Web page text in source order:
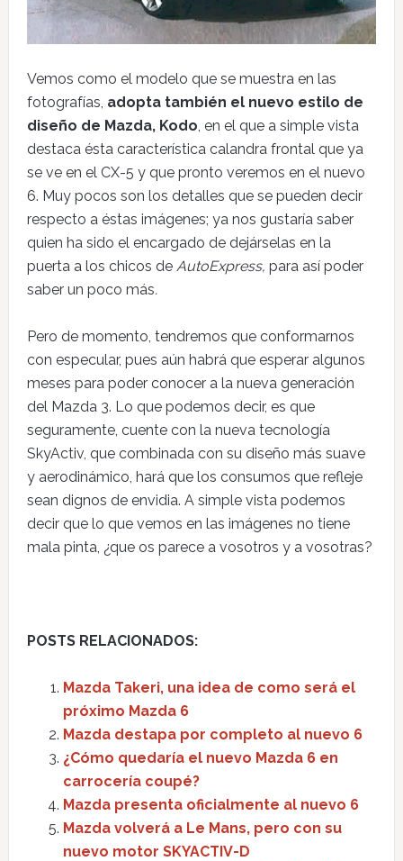
Vemos como el modelo que se muestra en las
fotografías, adopta también el nuevo estilo de
diseño de Mazda, Kodo, en el que a simple vista
destaca ésta característica calandra frontal que ya
se ve en el CX-5 y que pronto veremos en el nuevo
6. Muy pocos son los detalles que se pueden decir
respecto a éstas imágenes; ya nos gustaría saber
quien ha sido el encargado de dejárselas en la
puerta a los chicos deAutoExpress, para así poder
saber un poco más.
Pero de momento, tendremos que conformarnos
con especular, pues aún habrá que esperar algunos
meses para poder conocer a la nueva generación
del Mazda 3. Lo que podemos decir, es que
seguramente, cuente con la nueva tecnología
SkyActiv, que combinada con su diseño más suave
y aerodinámico, hará que los consumos que refleje
sean dignos de envidia. A simple vista podemos
decir que lo que vemos en las imágenes no tiene
mala pinta, ¿que os parece a vosotros y a vosotras?
POSTS RELACIONADOS:
Mazda Takeri, una idea de como será el
próximo Mazda 6
Mazda destapa por completo al nuevo 6
¿Cómo quedaría el nuevo Mazda 6 en
carrocería coupé?
Mazda presenta oficialmente al nuevo 6
Mazda volverá a Le Mans, pero con su
nuevo motor SKYACTIV-D